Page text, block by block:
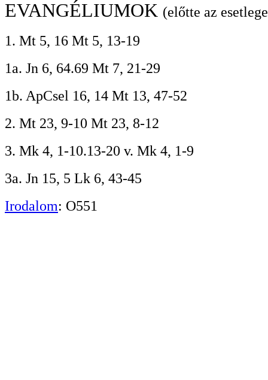
EVANGÉLIUMOK (előtte az
1. Mt 5, 16 Mt 5, 13-19
1a. Jn 6, 64.69 Mt 7, 21-29
1b. ApCsel 16, 14 Mt 13, 47-52
2. Mt 23, 9-10 Mt 23, 8-12
3. Mk 4, 1-10.13-20 v. Mk 4, 1-9
3a. Jn 15, 5 Lk 6, 43-45
Irodalom: O551